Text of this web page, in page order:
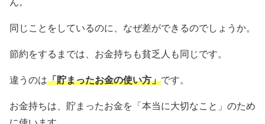
ん。
同じことをしているのに、なぜ差ができるのでしょうか。
節約をするまでは、お金持ちも貧乏人も同じです。
違うのは「貯まったお金の使い方」です。
お金持ちは、貯まったお金を「本当に大切なこと」のため